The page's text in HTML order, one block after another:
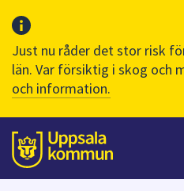
Just nu råder det stor risk
län. Var försiktig i skog och
och information.
Till sidans
huvudinnehåll